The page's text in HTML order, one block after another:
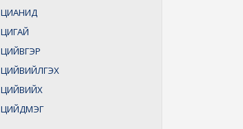
ЦИАНИД
ЦИГАЙ
ЦИЙВГЭР
ЦИЙВИЙЛГЭХ
ЦИЙВИЙХ
ЦИЙДМЭГ